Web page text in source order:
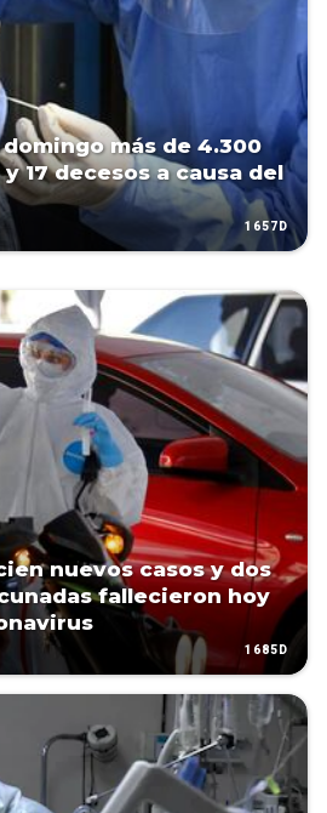
más de 4.300
17 decesos a causa del
1657D
nuevos casos y dos
fallecieron hoy
1685D